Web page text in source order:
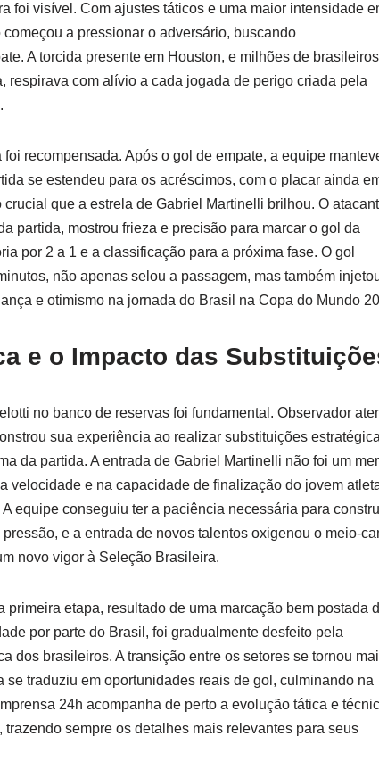
foi visível. Com ajustes táticos e uma maior intensidade
a pressionar o adversário, buscando
A torcida presente em Houston, e milhões de brasileiros
respirava com alívio a cada jogada de perigo criada pela
recompensada. Após o gol de empate, a equipe
se estendeu para os acréscimos, com o placar ainda
que a estrela de Gabriel Martinelli brilhou. O
partida, mostrou frieza e precisão para marcar o gol da
por 2 a 1 e a classificação para a próxima fase. O gol
não apenas selou a passagem, mas também
e otimismo na jornada do Brasil na Copa do Mundo
e o Impacto das
no banco de reservas foi fundamental. Observador
sua experiência ao realizar substituições
da partida. A entrada de Gabriel Martinelli não foi um
velocidade e na capacidade de finalização do jovem
equipe conseguiu ter a paciência necessária para
e a entrada de novos talentos oxigenou o meio-
novo vigor à Seleção Brasileira.
primeira etapa, resultado de uma marcação bem postada
por parte do Brasil, foi gradualmente desfeito pela
dos brasileiros. A transição entre os setores se tornou
se traduziu em oportunidades reais de gol, culminando na
24h acompanha de perto a evolução tática e
sempre os detalhes mais relevantes para seus